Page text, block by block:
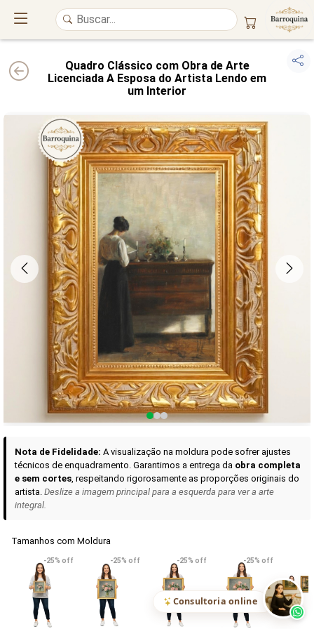
UM ATELIÊ 100% FINE ART
Trazemos a imponência das maiores obras de arte do mundo
alto padrão da sua casa. Nosso acervo reúne a genialidade degrandes
pintores renomados , resgatandoartes reais e o requinte inconfundível
das obras doséculo XIX . Produção artesanal emCanvas 100% Algodão
molduras emMadeira Maciça e impressão comPigmentação Mineral
QUALIDADE DE MUSEU GARANTIA ETERNA
Curadoria das Campanhas
A seleção de obras-primas apresentadas em nossos vídeos nas redes
sociais, reunidas aqui para sua apreciação.
VER DETALHES
Madona de Loreto
R$ 538,42
Narciso- caravaggio
R$ 365,92
Maria
uma Rosa
R$ 365,92
Consultoria online
Quadro Clássico com Obra de Arte
Licenciada A Esposa do Artista Lendo em
um Interior
Nota de Fidelidade: A visualização na moldura pode sofrer ajustes
técnicos de enquadramento. Garantimos a entrega da obra completa
e sem cortes, respeitando rigorosamente as proporções originais do
artista. Deslize a imagem principal para a esquerda para ver a arte
integral.
Tamanhos com Moldura
-25% off -25% off -25% off -25% off